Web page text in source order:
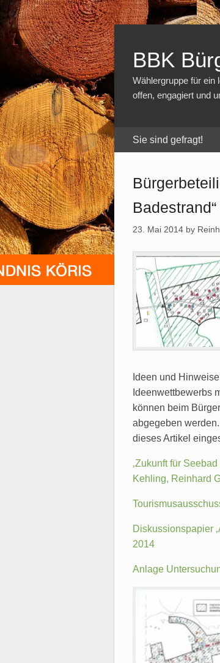
BBK
Wählergruppe für ein
offen, engagiert und
Sie sind gefragt!
Badestrand“
23. Mai 2014 by
Ideen und
Ideenwettbewerbs
können beim
abgegeben
dieses Artikel
‚Zukunft für
Kehling, Reinhard
Diskussionspapier
2014
Anlage